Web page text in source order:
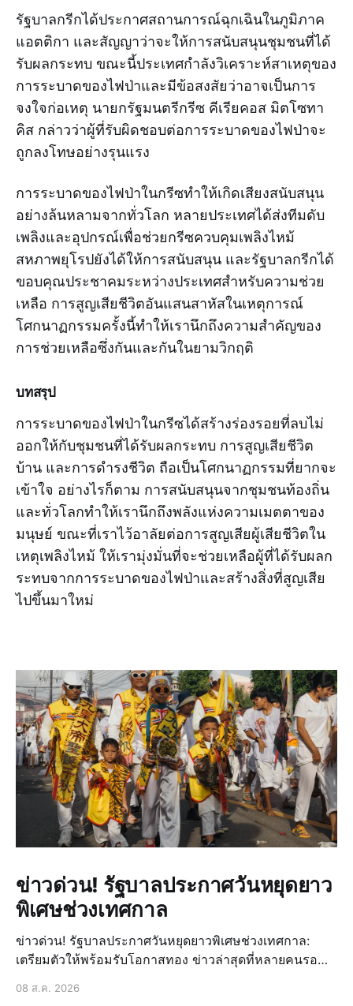
รัฐบาลกรีกได้ประกาศสถานการณ์ฉุกเฉินในภูมิภาค
แอตติกา และสัญญาว่าจะให้การสนับสนุนชุมชนที่ได้
รับผลกระทบ ขณะนี้ประเทศกำลังวิเคราะห์สาเหตุของ
การระบาดของไฟป่าและมีข้อสงสัยว่าอาจเป็นการ
จงใจก่อเหตุ นายกรัฐมนตรีกรีซ คีเรียคอส มิตโซทา
คิส กล่าวว่าผู้ที่รับผิดชอบต่อการระบาดของไฟป่าจะ
ถูกลงโทษอย่างรุนแรง
การระบาดของไฟป่าในกรีซทำให้เกิดเสียงสนับสนุน
อย่างล้นหลามจากทั่วโลก หลายประเทศได้ส่งทีมดับ
เพลิงและอุปกรณ์เพื่อช่วยกรีซควบคุมเพลิงไหม้
สหภาพยุโรปยังได้ให้การสนับสนุน และรัฐบาลกรีกได้
ขอบคุณประชาคมระหว่างประเทศสำหรับความช่วย
เหลือ การสูญเสียชีวิตอันแสนสาหัสในเหตุการณ์
โศกนาฏกรรมครั้งนี้ทำให้เรานึกถึงความสำคัญของ
การช่วยเหลือซึ่งกันและกันในยามวิกฤติ
บทสรุป
การระบาดของไฟป่าในกรีซได้สร้างร่องรอยที่ลบไม่
ออกให้กับชุมชนที่ได้รับผลกระทบ การสูญเสียชีวิต
บ้าน และการดำรงชีวิต ถือเป็นโศกนาฏกรรมที่ยากจะ
เข้าใจ อย่างไรก็ตาม การสนับสนุนจากชุมชนท้องถิ่น
และทั่วโลกทำให้เรานึกถึงพลังแห่งความเมตตาของ
มนุษย์ ขณะที่เราไว้อาลัยต่อการสูญเสียผู้เสียชีวิตใน
เหตุเพลิงไหม้ ให้เรามุ่งมั่นที่จะช่วยเหลือผู้ที่ได้รับผลก
ระทบจากการระบาดของไฟป่าและสร้างสิ่งที่สูญเสีย
ไปขึ้นมาใหม่
ข่าวด่วน! รัฐบาลประกาศวันหยุดยาว
พิเศษช่วงเทศกาล
ข่าวด่วน! รัฐบาลประกาศวันหยุดยาวพิเศษช่วงเทศกาล:
เตรียมตัวให้พร้อมรับโอกาสทอง ข่าวล่าสุดที่หลายคนรอ
ในช่วงเทศกาลสำคัญที่กำลังจะมาถึง ซึ่งถือเป็นข่าวด่วนที่
08 ส.ค. 2026